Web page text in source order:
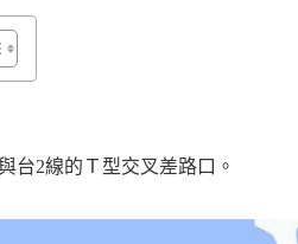
台2線的Ｔ型交叉差路口。